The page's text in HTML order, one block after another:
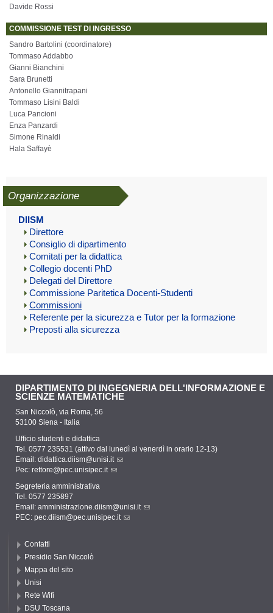
Davide Rossi
COMMISSIONE TEST DI INGRESSO
Sandro Bartolini (coordinatore)
Tommaso Addabbo
Gianni Bianchini
Sara Brunetti
Antonello Giannitrapani
Tommaso Lisini Baldi
Luca Pancioni
Enza Panzardi
Simone Rinaldi
Hala Saffayè
Organizzazione
DIISM
Direttore
Consiglio di dipartimento
Comitati per la didattica
Collegio docenti PhD
Delegati del Direttore
Commissione Paritetica Docenti-Studenti
Commissioni
Referente per la sicurezza e Tutor per la formazione
Preposti alla sicurezza
DIPARTIMENTO DI INGEGNERIA DELL'INFORMAZIONE E
SCIENZE MATEMATICHE
San Niccolò, via Roma, 56
53100 Siena - Italia
Ufficio studenti e didattica
Tel. 0577 235531 (attivo dal lunedì al venerdì in orario 12-13)
Email: didattica.diism@unisi.it
Pec: rettore@pec.unisipec.it
Segreteria amministrativa
Tel. 0577 235897
Email: amministrazione.diism@unisi.it
PEC: pec.diism@pec.unisipec.it
Contatti
Presidio San Niccolò
Mappa del sito
Unisi
Rete Wifi
DSU Toscana